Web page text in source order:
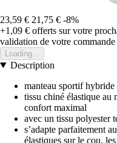
23,59 € 21,75 € -8%
+1,09 € offerts sur votre
validation de votre commande
Loading...
Description
manteau sportif
tissu chiné élastique au
confort maximal
avec un tissu polyester
s’adapte parfaitement
élastiques sur le cou,